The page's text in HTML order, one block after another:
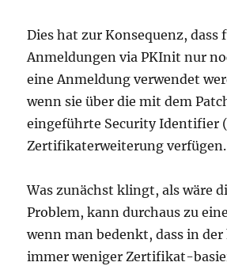
Dies hat zur Konsequenz, dass
Anmeldungen via PKInit nur
eine Anmeldung verwendet
wenn sie über die mit dem
eingeführte Security Identifier
Zertifikaterweiterung verfügen.
Was zunächst klingt, als wäre
Problem, kann durchaus zu
wenn man bedenkt, dass in
immer weniger Zertifikat-